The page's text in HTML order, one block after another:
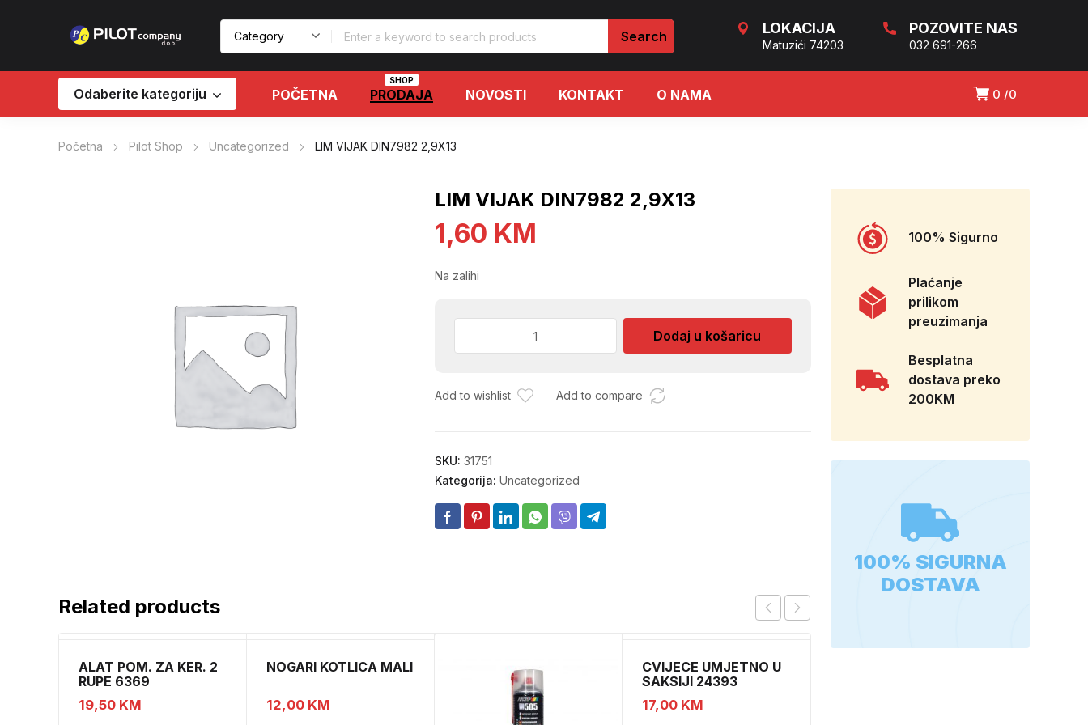
LOKACIJA
Matuzići 74203
POZOVITE NAS
032 691-266
0 0
Odaberite kategoriju POČETNA PRODAJA
SHOP
NOVOSTI KONTAKT O NAMA
Početna Pilot Shop Uncategorized LIM VIJAK DIN7982 2,9X13
LIM VIJAK DIN7982 2,9X13
1,60 KM
Na zalihi
količina
Dodaj u košaricu
Add to wishlist Add to compare
SKU: 31751
Kategorija: Uncategorized
Related products
ALAT POM. ZA KER. 2
RUPE 6369
19,50 KM
NOGARI KOTLICA MALI
12,00 KM
CVIJECE UMJETNO U
SAKSIJI 24393
CH52439
17,00 KM
100% Sigurno
Plaćanje
prilikom
preuzimanja
Besplatna
dostava preko
200KM
100% SIGURNA
DOSTAVA